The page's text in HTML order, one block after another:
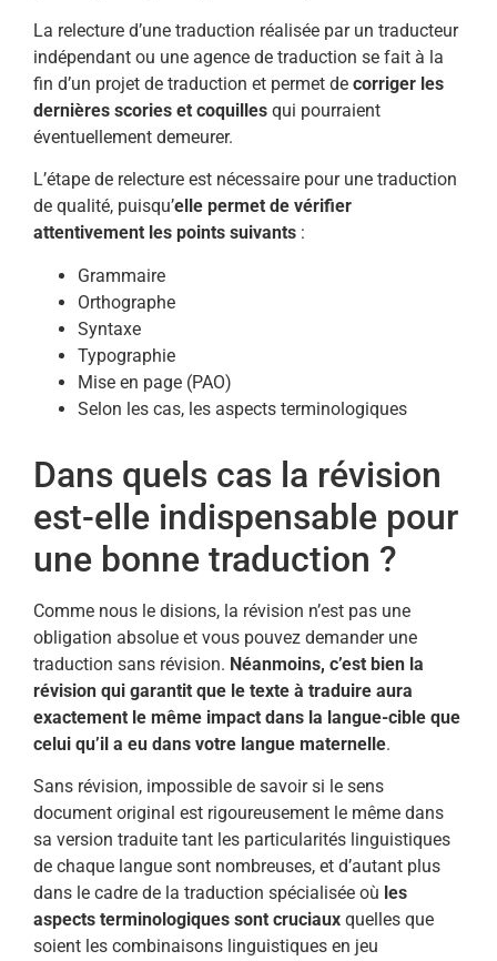
La relecture d’une traduction réalisée par un traducteur
indépendant ou une agence de traduction se fait à la
fin d’un projet de traduction et permet de corriger les
dernières scories et coquilles qui pourraient
éventuellement demeurer.
L’étape de relecture est nécessaire pour une traduction
de qualité, puisqu’elle permet de vérifier
attentivement les points suivants :
Grammaire
Orthographe
Syntaxe
Typographie
Mise en page (PAO)
Selon les cas, les aspects terminologiques
Dans quels cas la révision
est-elle indispensable pour
une bonne traduction ?
Comme nous le disions, la révision n’est pas une
obligation absolue et vous pouvez demander une
traduction sans révision. Néanmoins, c’est bien la
révision qui garantit que le texte à traduire aura
exactement le même impact dans la langue-cible que
celui qu’il a eu dans votre langue maternelle.
Sans révision, impossible de savoir si le sens
document original est rigoureusement le même dans
sa version traduite tant les particularités linguistiques
de chaque langue sont nombreuses, et d’autant plus
dans le cadre de la traduction spécialisée où les
aspects terminologiques sont cruciaux quelles que
soient les combinaisons linguistiques en jeu